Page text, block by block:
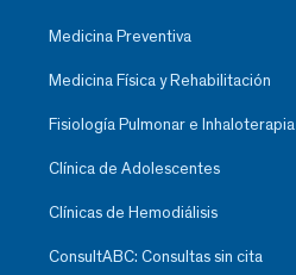
Medicina Preventiva
Medicina Física y Rehabilitación
Fisiología Pulmonar e Inhaloterapia
Clínica de Adolescentes
Clínicas de Hemodiálisis
ConsultABC: Consultas sin cita